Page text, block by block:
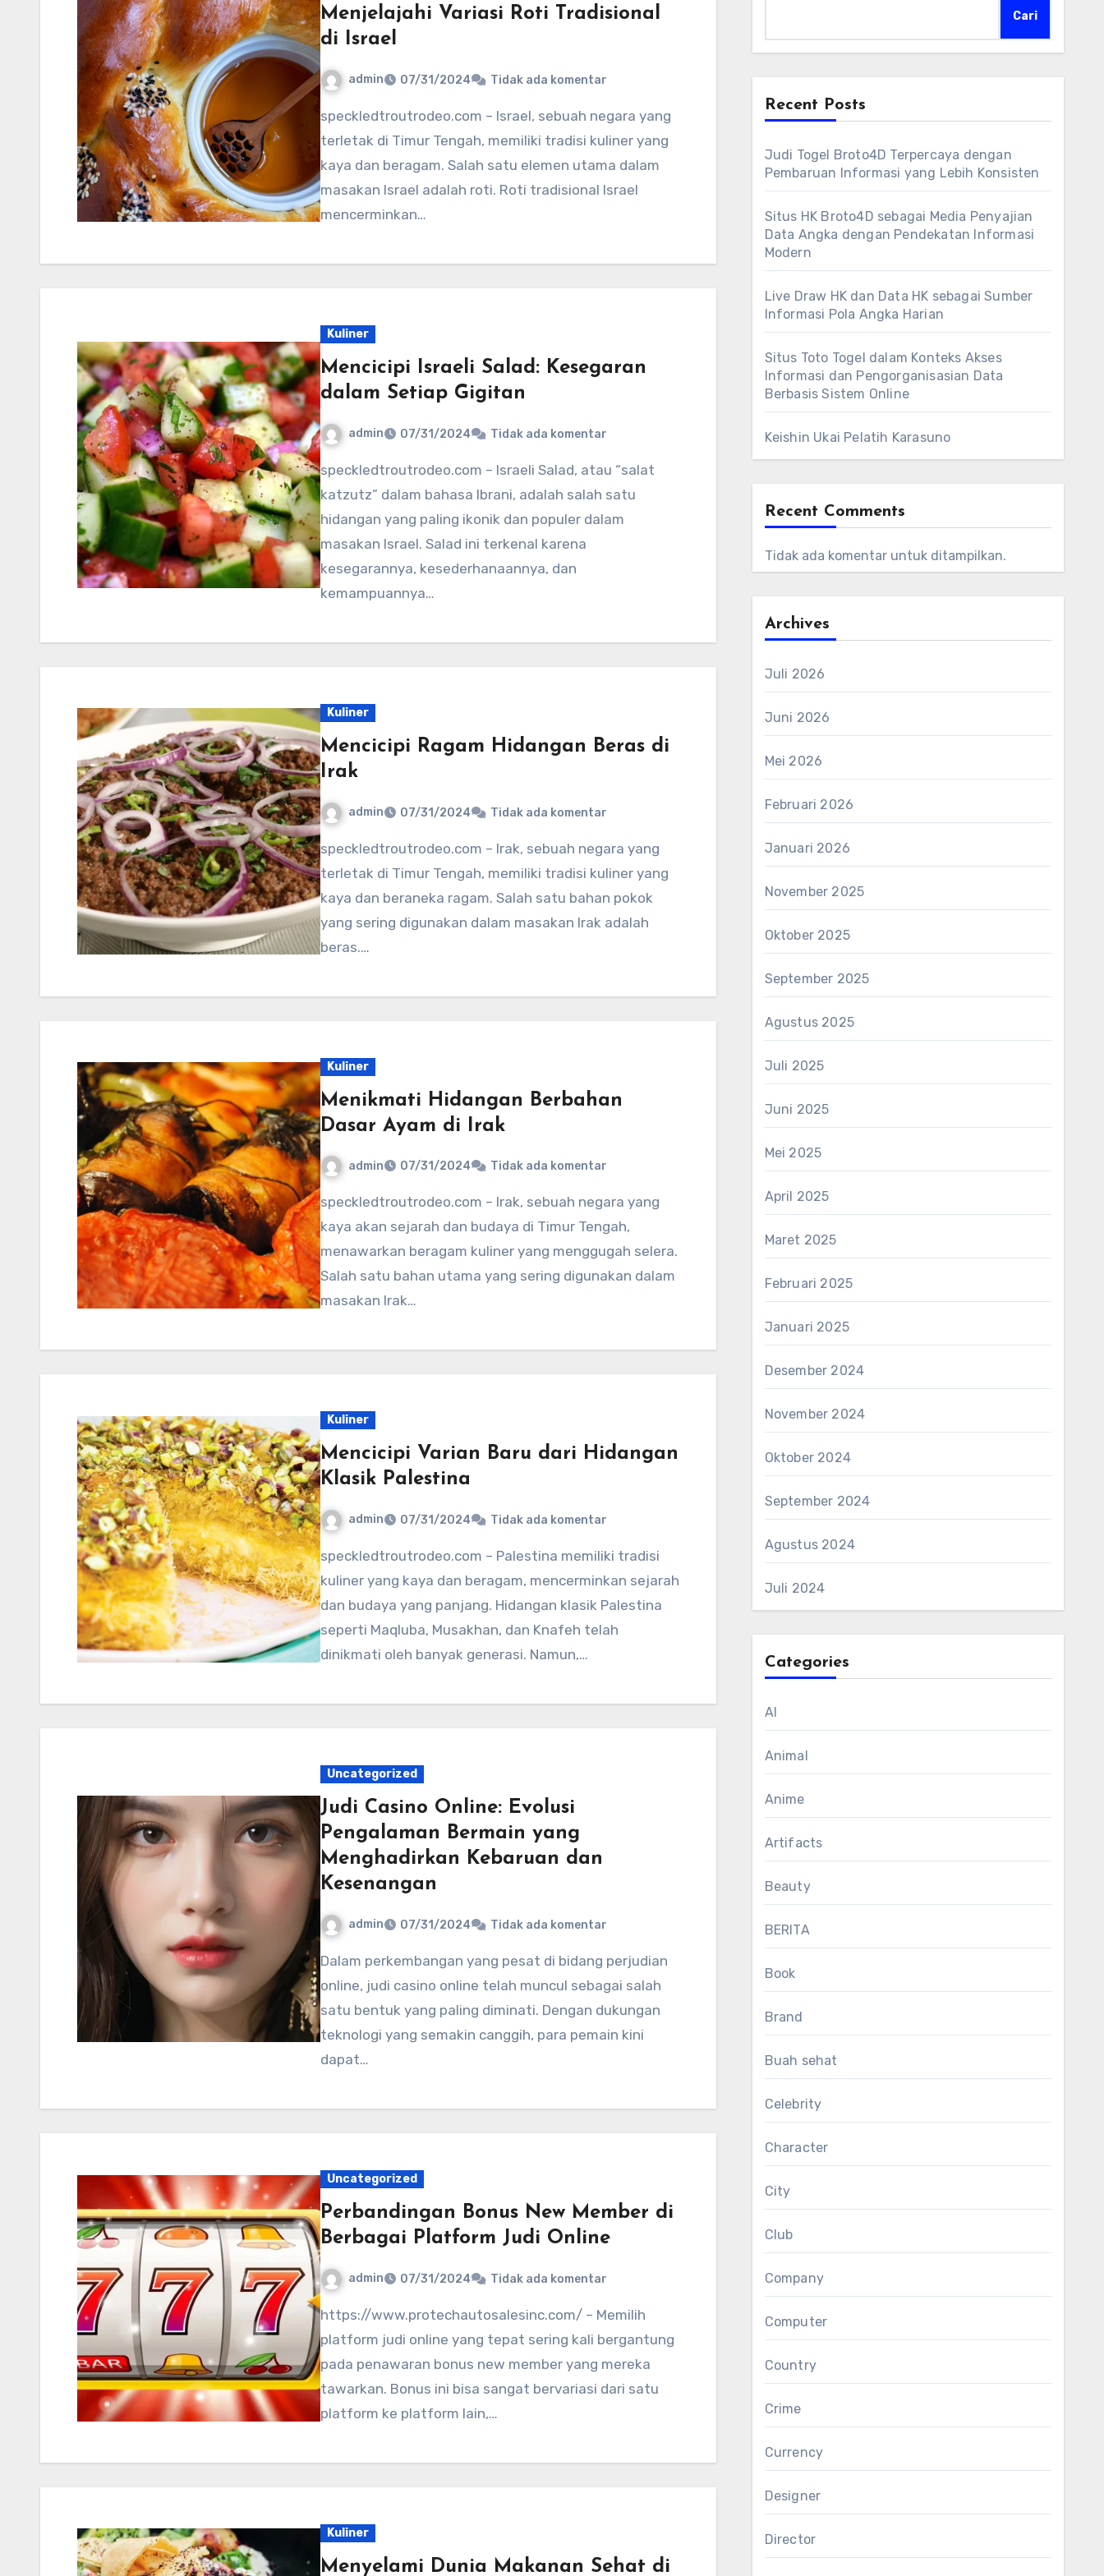
Menjelajahi Variasi Roti Tradisional
di Israel
admin 07/31/2024 Tidak ada komentar
speckledtroutrodeo.com – Israel, sebuah negara yang
terletak di Timur Tengah, memiliki tradisi kuliner yang
kaya dan beragam. Salah satu elemen utama dalam
masakan Israel adalah roti. Roti tradisional Israel
mencerminkan…
Kuliner
Mencicipi Israeli Salad: Kesegaran
dalam Setiap Gigitan
admin 07/31/2024 Tidak ada komentar
speckledtroutrodeo.com – Israeli Salad, atau “salat
katzutz” dalam bahasa Ibrani, adalah salah satu
hidangan yang paling ikonik dan populer dalam
masakan Israel. Salad ini terkenal karena
kesegarannya, kesederhanaannya, dan
kemampuannya…
Kuliner
Mencicipi Ragam Hidangan Beras di
Irak
admin 07/31/2024 Tidak ada komentar
speckledtroutrodeo.com – Irak, sebuah negara yang
terletak di Timur Tengah, memiliki tradisi kuliner yang
kaya dan beraneka ragam. Salah satu bahan pokok
yang sering digunakan dalam masakan Irak adalah
beras.…
Kuliner
Menikmati Hidangan Berbahan
Dasar Ayam di Irak
admin 07/31/2024 Tidak ada komentar
speckledtroutrodeo.com – Irak, sebuah negara yang
kaya akan sejarah dan budaya di Timur Tengah,
menawarkan beragam kuliner yang menggugah selera.
Salah satu bahan utama yang sering digunakan dalam
masakan Irak…
Kuliner
Mencicipi Varian Baru dari Hidangan
Klasik Palestina
admin 07/31/2024 Tidak ada komentar
speckledtroutrodeo.com – Palestina memiliki tradisi
kuliner yang kaya dan beragam, mencerminkan sejarah
dan budaya yang panjang. Hidangan klasik Palestina
seperti Maqluba, Musakhan, dan Knafeh telah
dinikmati oleh banyak generasi. Namun,…
Uncategorized
Judi Casino Online: Evolusi
Pengalaman Bermain yang
Menghadirkan Kebaruan dan
Kesenangan
admin 07/31/2024 Tidak ada komentar
Dalam perkembangan yang pesat di bidang perjudian
online, judi casino online telah muncul sebagai salah
satu bentuk yang paling diminati. Dengan dukungan
teknologi yang semakin canggih, para pemain kini
dapat…
Uncategorized
Perbandingan Bonus New Member di
Berbagai Platform Judi Online
admin 07/31/2024 Tidak ada komentar
https://www.protechautosalesinc.com/ – Memilih
platform judi online yang tepat sering kali bergantung
pada penawaran bonus new member yang mereka
tawarkan. Bonus ini bisa sangat bervariasi dari satu
platform ke platform lain,…
Kuliner
Menyelami Dunia Makanan Sehat di
Cari
Recent Posts
Judi Togel Broto4D Terpercaya dengan
Pembaruan Informasi yang Lebih Konsisten
Situs HK Broto4D sebagai Media Penyajian
Data Angka dengan Pendekatan Informasi
Modern
Live Draw HK dan Data HK sebagai Sumber
Informasi Pola Angka Harian
Situs Toto Togel dalam Konteks Akses
Informasi dan Pengorganisasian Data
Berbasis Sistem Online
Keishin Ukai Pelatih Karasuno
Recent Comments
Tidak ada komentar untuk ditampilkan.
Archives
Juli 2026
Juni 2026
Mei 2026
Februari 2026
Januari 2026
November 2025
Oktober 2025
September 2025
Agustus 2025
Juli 2025
Juni 2025
Mei 2025
April 2025
Maret 2025
Februari 2025
Januari 2025
Desember 2024
November 2024
Oktober 2024
September 2024
Agustus 2024
Juli 2024
Categories
AI
Animal
Anime
Artifacts
Beauty
BERITA
Book
Brand
Buah sehat
Celebrity
Character
City
Club
Company
Computer
Country
Crime
Currency
Designer
Director